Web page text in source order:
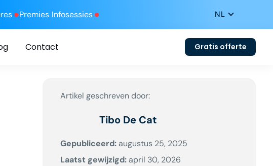
Premies Infosessies
Contact Gratis offerte
Artikel geschreven door:
Tibo De Cat
Gepubliceerd: augustus 25, 2025
Laatst gewijzigd: april 30, 2026